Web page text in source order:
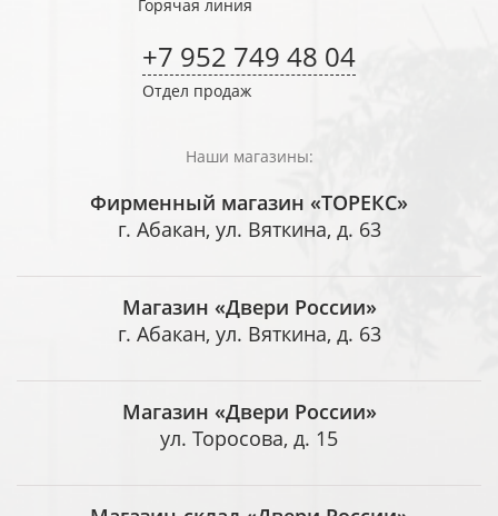
Горячая линия
+7 952 749 48 04
Отдел продаж
Наши магазины:
Фирменный магазин «ТОРЕКС»
г. Абакан, ул. Вяткина, д. 63
Магазин «Двери России»
г. Абакан, ул. Вяткина, д. 63
Магазин «Двери России»
ул. Торосова, д. 15